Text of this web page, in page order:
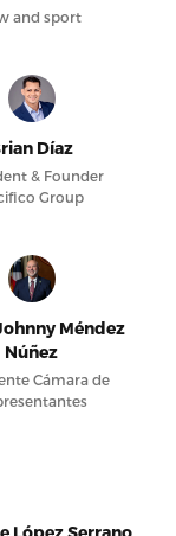
and sport
Díaz
& Founder
Group
Méndez
Núñez
Cámara de
López Serrano